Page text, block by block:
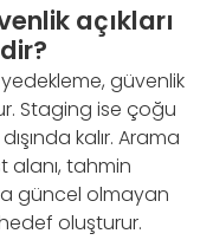
açıkları
güvenlik
Staging ise çoğu
kalır. Arama
alanı, tahmin
güncel olmayan
oluşturur.